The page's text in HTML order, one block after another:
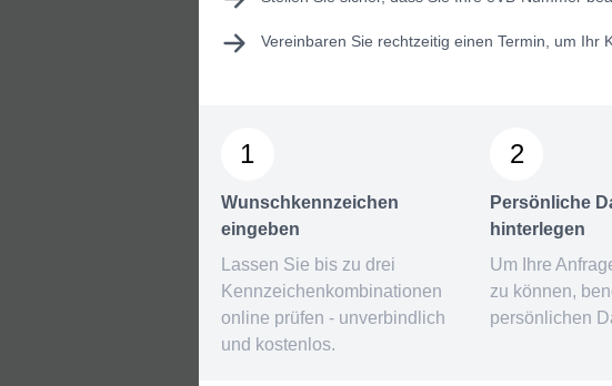
Vereinbaren Sie rechtzeitig einen Termin, um Ihr
1
Wunschkennzeichen
eingeben
Lassen Sie bis zu drei
Kennzeichenkombinationen
online prüfen - unverbindlich
und kostenlos.
2
Persönliche
hinterlegen
Um Ihre
zu können,
persönlichen